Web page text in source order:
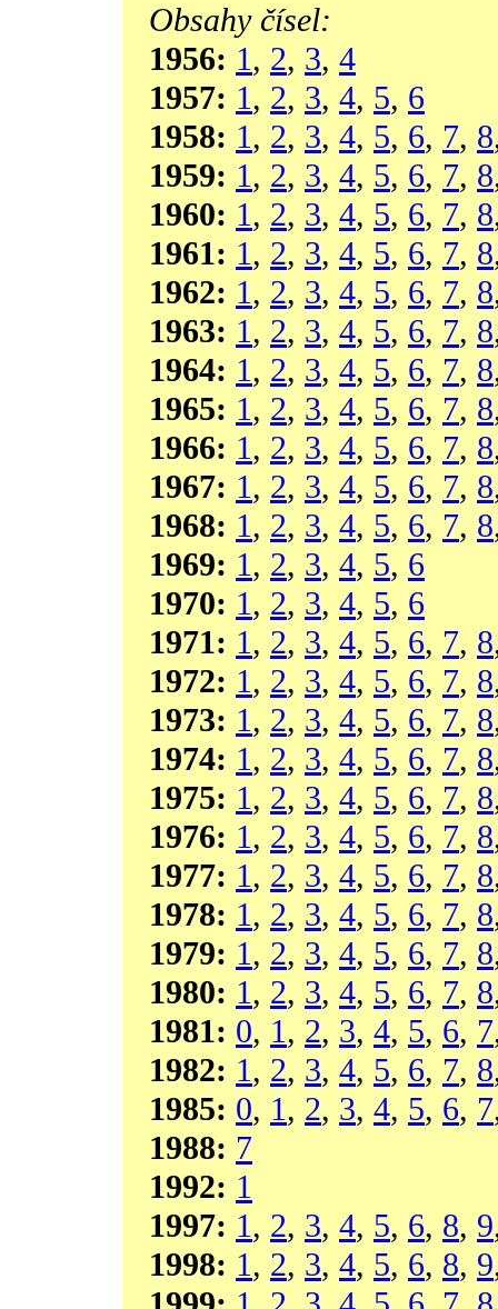
Obsahy čísel:
1956: 1, 2, 3, 4
1957: 1, 2, 3, 4, 5, 6
1958: 1, 2, 3, 4, 5, 6, 7, 8
1959: 1, 2, 3, 4, 5, 6, 7, 8
1960: 1, 2, 3, 4, 5, 6, 7, 8
1961: 1, 2, 3, 4, 5, 6, 7, 8
1962: 1, 2, 3, 4, 5, 6, 7, 8
1963: 1, 2, 3, 4, 5, 6, 7, 8
1964: 1, 2, 3, 4, 5, 6, 7, 8
1965: 1, 2, 3, 4, 5, 6, 7, 8
1966: 1, 2, 3, 4, 5, 6, 7, 8
1967: 1, 2, 3, 4, 5, 6, 7, 8
1968: 1, 2, 3, 4, 5, 6, 7, 8
1969: 1, 2, 3, 4, 5, 6
1970: 1, 2, 3, 4, 5, 6
1971: 1, 2, 3, 4, 5, 6, 7, 8
1972: 1, 2, 3, 4, 5, 6, 7, 8
1973: 1, 2, 3, 4, 5, 6, 7, 8
1974: 1, 2, 3, 4, 5, 6, 7, 8
1975: 1, 2, 3, 4, 5, 6, 7, 8
1976: 1, 2, 3, 4, 5, 6, 7, 8
1977: 1, 2, 3, 4, 5, 6, 7, 8
1978: 1, 2, 3, 4, 5, 6, 7, 8
1979: 1, 2, 3, 4, 5, 6, 7, 8
1980: 1, 2, 3, 4, 5, 6, 7, 8
1981: 0, 1, 2, 3, 4, 5, 6, 7
1982: 1, 2, 3, 4, 5, 6, 7, 8
1985: 0, 1, 2, 3, 4, 5, 6, 7
1988: 7
1992: 1
1997: 1, 2, 3, 4, 5, 6, 8, 9
1998: 1, 2, 3, 4, 5, 6, 8, 9